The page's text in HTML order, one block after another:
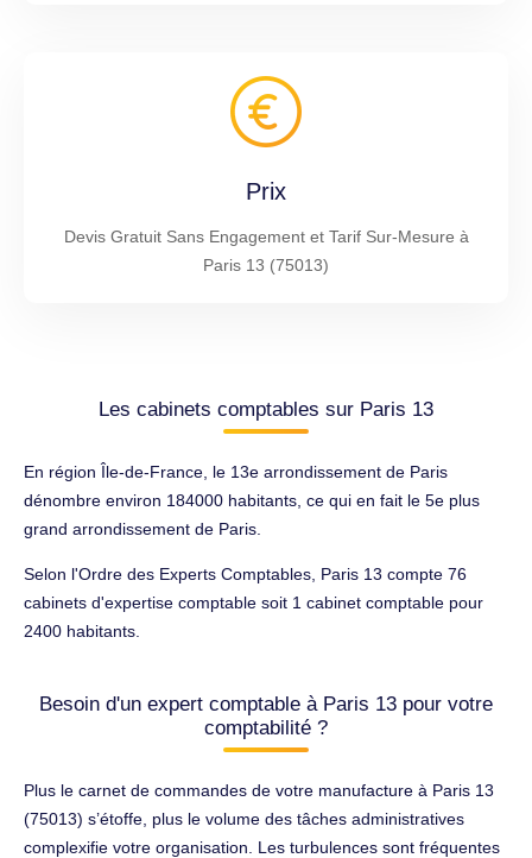
Prix
Devis Gratuit Sans Engagement et Tarif Sur-Mesure à
Paris 13 (75013)
Les cabinets comptables sur Paris 13
En région Île-de-France, le 13e arrondissement de Paris
dénombre environ 184000 habitants, ce qui en fait le 5e plus
grand arrondissement de Paris.
Selon l'Ordre des Experts Comptables, Paris 13 compte 76
cabinets d'expertise comptable soit 1 cabinet comptable pour
2400 habitants.
Besoin d'un expert comptable à Paris 13 pour votre
comptabilité ?
Plus le carnet de commandes de votre manufacture à Paris 13
(75013) s’étoffe, plus le volume des tâches administratives
complexifie votre organisation. Les turbulences sont fréquentes